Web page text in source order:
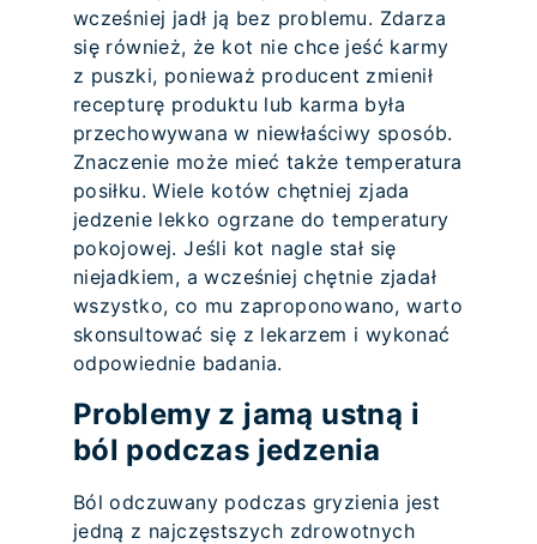
wcześniej jadł ją bez problemu. Zdarza
się również, że kot nie chce jeść karmy
z puszki, ponieważ producent zmienił
recepturę produktu lub karma była
przechowywana w niewłaściwy sposób.
Znaczenie może mieć także temperatura
posiłku. Wiele kotów chętniej zjada
jedzenie lekko ogrzane do temperatury
pokojowej. Jeśli kot nagle stał się
niejadkiem, a wcześniej chętnie zjadał
wszystko, co mu zaproponowano, warto
skonsultować się z lekarzem i wykonać
odpowiednie badania.
Problemy z jamą ustną i
ból podczas jedzenia
Ból odczuwany podczas gryzienia jest
jedną z najczęstszych zdrowotnych